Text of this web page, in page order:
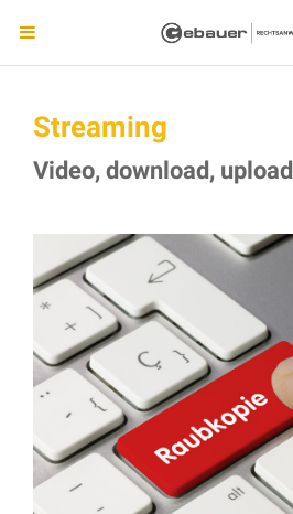
Streaming
Video, download, upload